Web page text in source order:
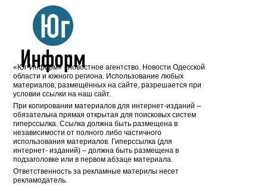
«Юг-Информ» - новостное агентство. Новости Одесской
области и южного региона. Использование любых
материалов, размещённых на сайте, разрешается при
условии ссылки на наш сайт.
При копировании материалов для интернет-изданий –
обязательна прямая открытая для поисковых систем
гиперссылка. Ссылка должна быть размещена в
независимости от полного либо частичного
использования материалов. Гиперссылка (для
интернет- изданий) – должна быть размещена в
подзаголовке или в первом абзаце материала.
Ответственность за рекламные материлы несет
рекламодатель.